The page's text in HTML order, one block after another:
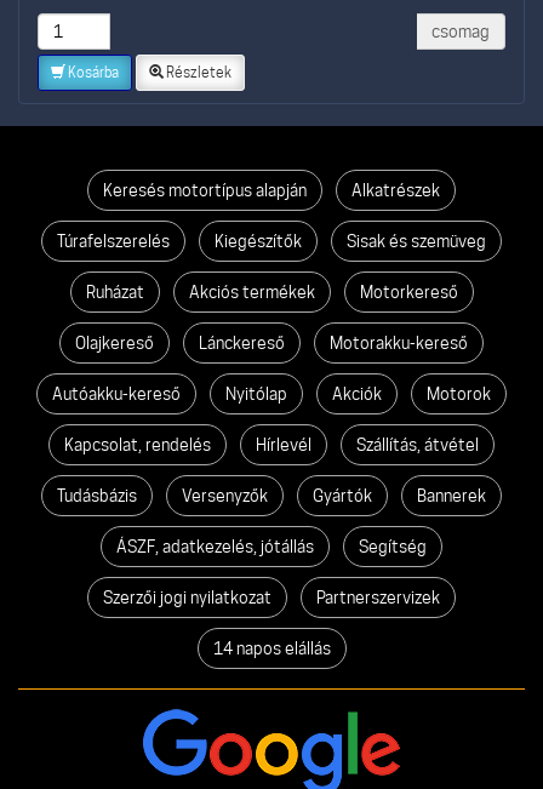
csomag
Kosárba Részletek
Keresés motortípus alapján Alkatrészek
Túrafelszerelés Kiegészítők Sisak és szemüveg
Ruházat Akciós termékek Motorkereső
Olajkereső Lánckereső Motorakku-kereső
Autóakku-kereső Nyitólap Akciók Motorok
Kapcsolat, rendelés Hírlevél Szállítás, átvétel
Tudásbázis Versenyzők Gyártók Bannerek
ÁSZF, adatkezelés, jótállás Segítség
Szerzői jogi nyilatkozat Partnerszervizek
14 napos elállás